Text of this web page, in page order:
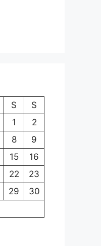
S
S
1
2
8
9
15
16
22
23
29
30